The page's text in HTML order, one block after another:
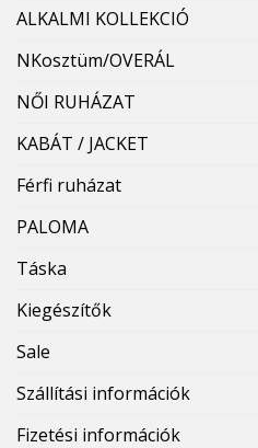
ALKALMI KOLLEKCIÓ
NKosztüm/OVERÁL
NŐI RUHÁZAT
KABÁT / JACKET
Férfi ruházat
PALOMA
Táska
Kiegészítők
Sale
Szállítási információk
Fizetési információk